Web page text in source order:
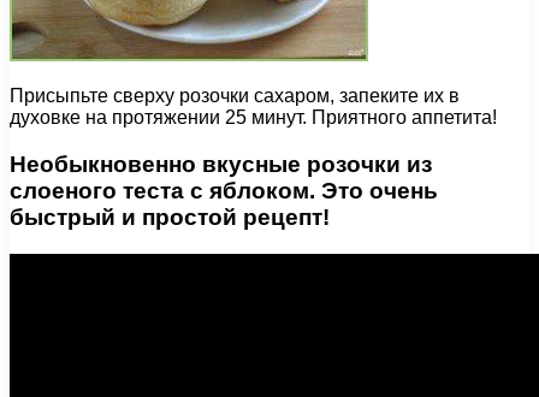
Присыпьте сверху розочки сахаром, запеките их в
духовке на протяжении 25 минут. Приятного аппетита!
Необыкновенно вкусные розочки из
слоеного теста с яблоком. Это очень
быстрый и простой рецепт!